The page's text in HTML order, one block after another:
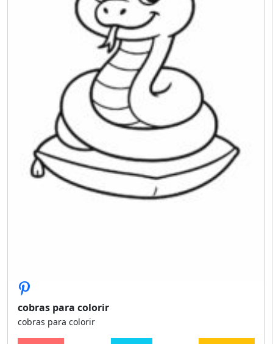
cobras para colorir
cobras para colorir